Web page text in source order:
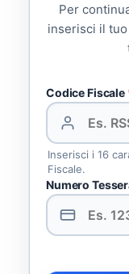
Per
inserisci il
Codice Fiscale
Inserisci i 16
Fiscale.
Numero